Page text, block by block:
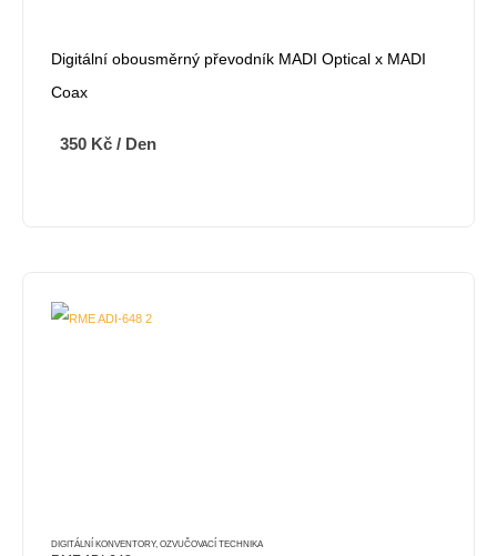
Digitální obousměrný převodník MADI Optical x MADI
Coax
350 Kč / Den
DIGITÁLNÍ KONVENTORY, OZVUČOVACÍ TECHNIKA